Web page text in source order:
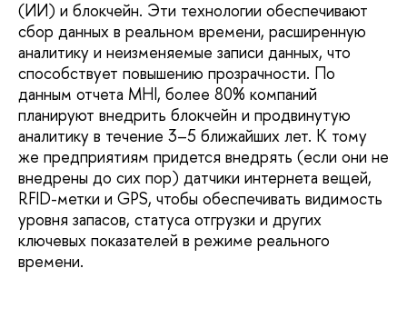
(ИИ) и блокчейн. Эти технологии обеспечивают
сбор данных в реальном времени, расширенную
аналитику и неизменяемые записи данных, что
способствует повышению прозрачности. По
данным отчета MHI, более 80% компаний
планируют внедрить блокчейн и продвинутую
аналитику в течение 3–5 ближайших лет. К тому
же предприятиям придется внедрять (если они не
внедрены до сих пор) датчики интернета вещей,
RFID-метки и GPS, чтобы обеспечивать видимость
уровня запасов, статуса отгрузки и других
ключевых показателей в режиме реального
времени.